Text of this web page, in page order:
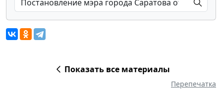
Показать все материалы
Перепечатка